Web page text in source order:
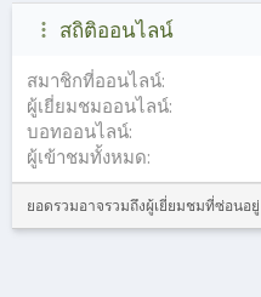
สถิติออนไลน์
สมาชิกที่ออนไลน์
ผู้เยี่ยมชมออนไลน์
บอทออนไลน์
ผู้เข้าชมทั้งหมด
ยอดรวมอาจรวมถึงผู้เยี่ยมชมที่ซ่อนอยู่